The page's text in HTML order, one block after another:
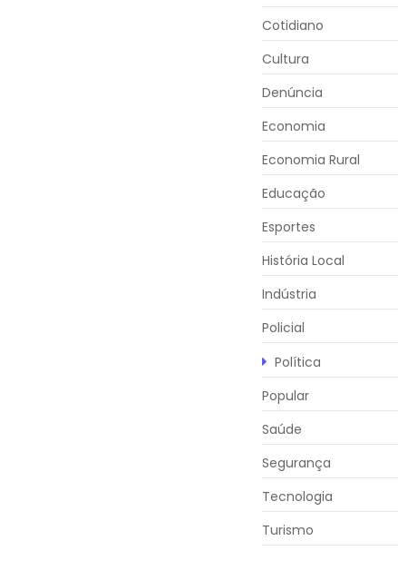
Cotidiano
Cultura
Denúncia
Economia
Economia Rural
Educação
Esportes
História Local
Indústria
Policial
Política
Popular
Saúde
Segurança
Tecnologia
Turismo